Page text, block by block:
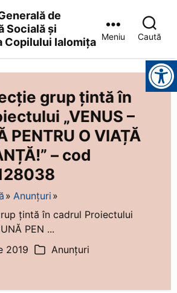
de
Socială și
Copilului Ialomița
Meniu Caută
Instrumente pentru accesibilitate
grup țintă în
„VENUS –
PENTRU O VIAȚĂ
– cod
Anunțuri
țintă în cadrul Proiectului
PEN ...
2019 Categorii
Anunțuri